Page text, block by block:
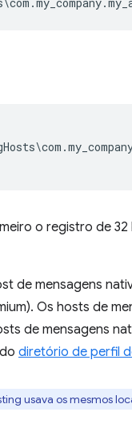
o registro de
de mensagens
Os hosts de
de mensagens
do diretório de perfil
usava os mesmos